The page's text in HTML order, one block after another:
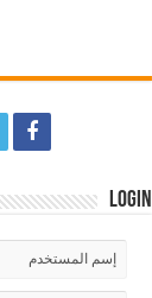
Login